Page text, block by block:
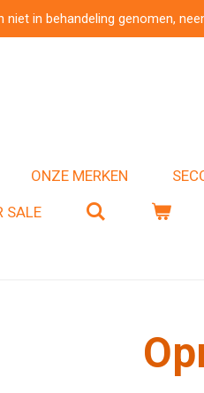
in behandeling genomen,
ONZE MERKEN
SALE